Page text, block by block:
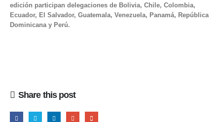
edición participan delegaciones de Bolivia, Chile, Colombia,
Ecuador, El Salvador, Guatemala, Venezuela, Panamá, República
Dominicana y Perú.
Share this post